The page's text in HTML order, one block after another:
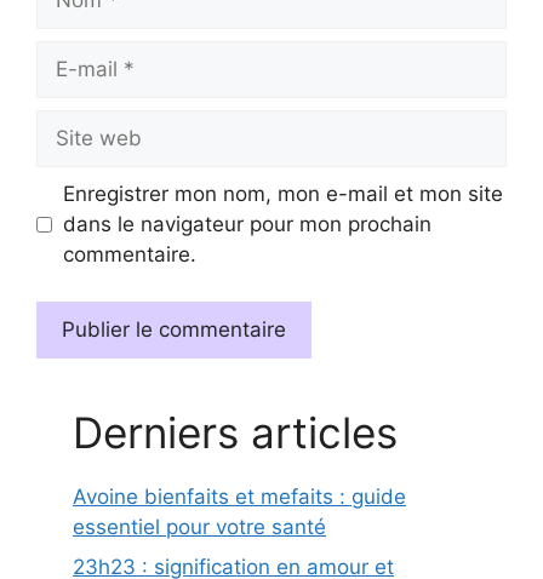
Site
web
Enregistrer mon nom, mon e-mail et mon site
dans le navigateur pour mon prochain
commentaire.
Derniers articles
Avoine bienfaits et mefaits : guide
essentiel pour votre santé
23h23 : signification en amour et